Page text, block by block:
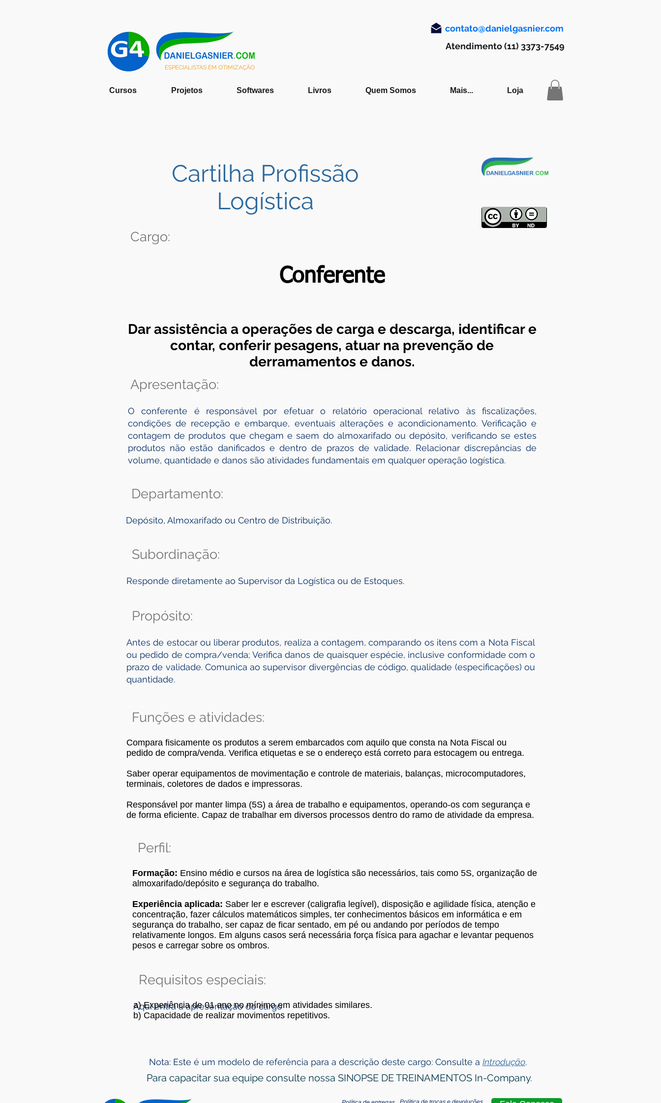
ESPECIALISTAS EM OTIMIZAÇÃO
contato@danielgasnier.com
Atendimento (11) 3373-7549
Cursos Projetos Softwares Livros Quem Somos Mais... Loja
Cartilha Profissão
Logística
Cargo:
Conferente
Dar assistência a operações de carga e descarga, identificar e
contar, conferir pesagens, atuar na prevenção de
derramamentos e danos.
Apresentação:
O conferente é responsável por efetuar o relatório operacional relativo às fiscalizações,
condições de recepção e embarque, eventuais alterações e acondicionamento. Verificação e
contagem de produtos que chegam e saem do almoxarifado ou depósito, verificando se estes
produtos não estão danificados e dentro de prazos de validade. Relacionar discrepâncias de
volume, quantidade e danos são atividades fundamentais em qualquer operação logística.
Departamento:
Depósito, Almoxarifado ou Centro de Distribuição.
Subordinação:
Responde diretamente ao Supervisor da Logística ou de Estoques.
Propósito:
Antes de estocar ou liberar produtos, realiza a contagem, comparando os itens com a Nota Fiscal
ou pedido de compra/venda; Verifica danos de quaisquer espécie, inclusive conformidade com o
prazo de validade. Comunica ao supervisor divergências de código, qualidade (especificações) ou
quantidade.
Funções e atividades:
Compara fisicamente os produtos a serem embarcados com aquilo que consta na Nota Fiscal ou
pedido de compra/venda. Verifica etiquetas e se o endereço está correto para estocagem ou entrega.
Saber operar equipamentos de movimentação e controle de materiais, balanças, microcomputadores,
terminais, coletores de dados e impressoras.
Responsável por manter limpa (5S) a área de trabalho e equipamentos, operando-os com segurança e
de forma eficiente. Capaz de trabalhar em diversos processos dentro do ramo de atividade da empresa.
Perfil:
Formação: Ensino médio e cursos na área de logística são necessários, tais como 5S, organização de
almoxarifado/depósito e segurança do trabalho.
Experiência aplicada: Saber ler e escrever (caligrafia legível), disposição e agilidade física, atenção e
concentração, fazer cálculos matemáticos simples, ter conhecimentos básicos em informática e em
segurança do trabalho, ser capaz de ficar sentado, em pé ou andando por períodos de tempo
relativamente longos. Em alguns casos será necessária força física para agachar e levantar pequenos
pesos e carregar sobre os ombros.
Requisitos especiais:
Aqui entra a apresentação do cargo
a) Experiência de 01 ano no mínimo em atividades similares.
b) Capacidade de realizar movimentos repetitivos.
Nota: Este é um modelo de referência para a descrição deste cargo: Consulte a Introdução.
Para capacitar sua equipe consulte nossa SINOPSE DE TREINAMENTOS In-Company.